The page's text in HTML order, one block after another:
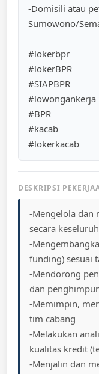
-Domisili atau
Sumowono/
#lokerbpr
#lokerBPR
#SIAPBPR
#lowongankerja
#BPR
#kacab
#lokerkacab
DESKRIPSI
-Mengelola dan
secara
-
funding) sesuai
-Mendorong
dan
-Memimpin,
tim cabang
-Melakukan
kualitas kredit
-Menjalin dan